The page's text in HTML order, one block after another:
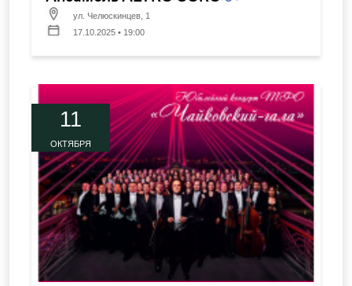
ул. Челюскинцев, 1
17.10.2025 • 19:00
11
ОКТЯБРЯ